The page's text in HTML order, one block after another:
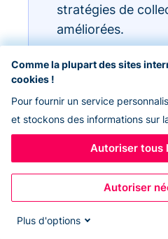
stratégies de
améliorées.
Comme la plupart des sites
cookies !
Pour fournir un service
et stockons des informations sur
Autoriser tous
Autoriser
Plus d'options